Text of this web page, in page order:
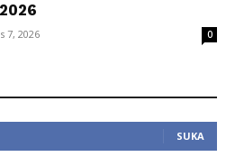
7, 2026 0
SUKA